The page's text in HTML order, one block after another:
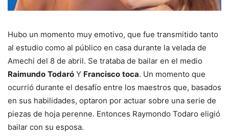
Hubo un momento muy emotivo, que fue transmitido tanto
al estudio como al público en casa durante la velada de
Amechi del 8 de abril. Se trataba de bailar en el medio
Raimundo Todaró Y Francisco toca. Un momento que
ocurrió durante el desafío entre los maestros que, basados
​​en sus habilidades, optaron por actuar sobre una serie de
piezas de hoja perenne. Entonces Raymondo Todaro eligió
bailar con su esposa.